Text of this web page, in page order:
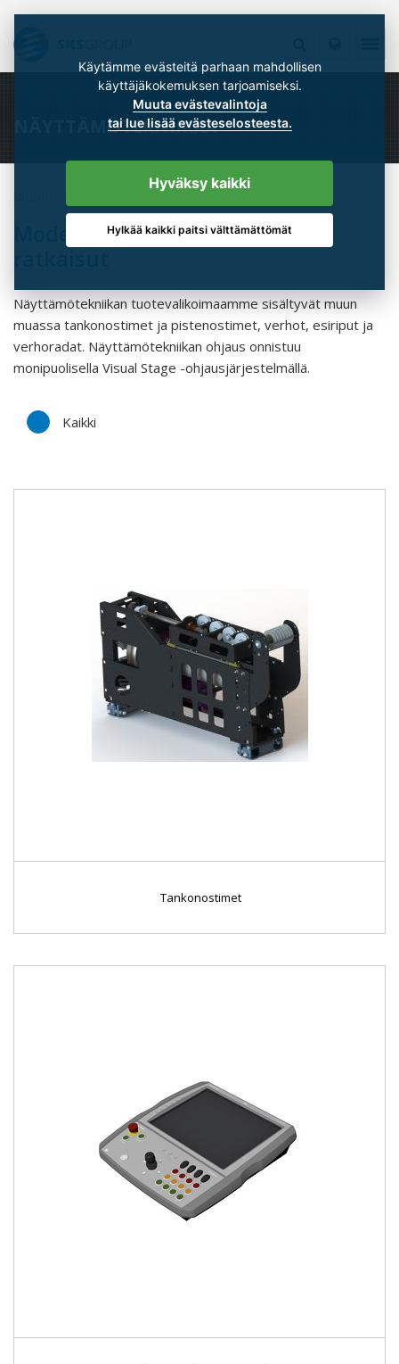
NÄYTTÄMÖTEKNIIKKA
Näyttämötekniikka
Modernit näyttämötekniikan
Näyttämötekniikan tuotevalikoimaamme sisältyvät muun
muassa tankonostimet ja pistenostimet, verhot, esiriput ja
verhoradat. Näyttämötekniikan ohjaus onnistuu
monipuolisella Visual Stage -ohjausjärjestelmällä.
Kaikki
Tankonostimet
Käytämme evästeitä parhaan mahdollisen
Muuta evästevalintoja
tai lue lisää evästeselosteesta.
Hyväksy kaikki
Hylkää kaikki paitsi välttämättömät